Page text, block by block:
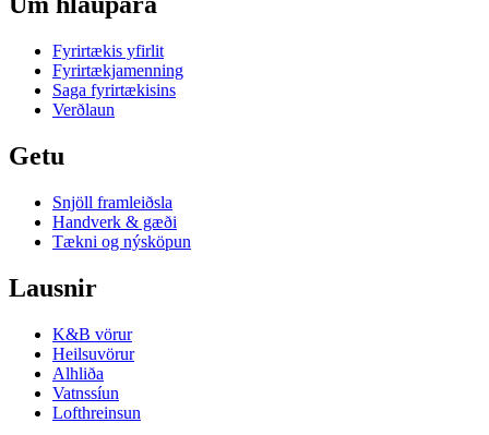
Fyrirtækis yfirlit
Fyrirtækjamenning
Saga fyrirtækisins
Verðlaun
Getu
Snjöll framleiðsla
Handverk & gæði
Tækni og nýsköpun
Lausnir
K&B vörur
Heilsuvörur
Alhliða
Vatnssíun
Lofthreinsun